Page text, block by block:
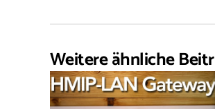
Weitere ähnliche